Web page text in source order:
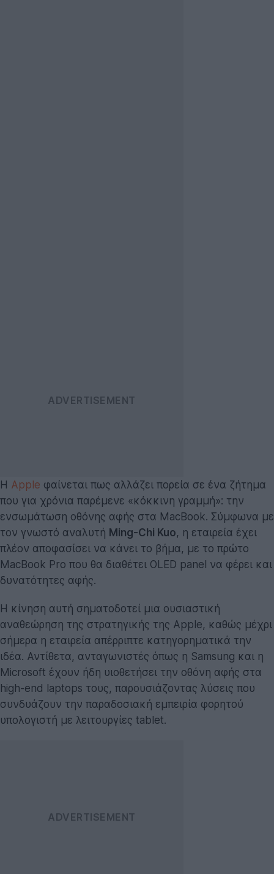
Η Apple φαίνεται πως αλλάζει πορεία σε ένα ζήτημα
που για χρόνια παρέμενε «κόκκινη γραμμή»: την
ενσωμάτωση οθόνης αφής στα MacBook. Σύμφωνα με
τον γνωστό αναλυτή Ming-Chi Kuo, η εταιρεία έχει
πλέον αποφασίσει να κάνει το βήμα, με το πρώτο
MacBook Pro που θα διαθέτει OLED panel να φέρει και
δυνατότητες αφής.
Η κίνηση αυτή σηματοδοτεί μια ουσιαστική
αναθεώρηση της στρατηγικής της Apple, καθώς μέχρι
σήμερα η εταιρεία απέρριπτε κατηγορηματικά την
ιδέα. Αντίθετα, ανταγωνιστές όπως η Samsung και η
Microsoft έχουν ήδη υιοθετήσει την οθόνη αφής στα
high-end laptops τους, παρουσιάζοντας λύσεις που
συνδυάζουν την παραδοσιακή εμπειρία φορητού
υπολογιστή με λειτουργίες tablet.